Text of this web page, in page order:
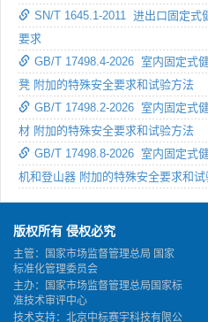
SN/T 1645.1-2011 进出口固定式
要求
GB/T 17498.4-2026 室内固定式
凳 附加的特殊安全要求和试验方法
GB/T 17498.2-2026 室内固定式
材 附加的特殊安全要求和试验方法
GB/T 17498.8-2026 室内固定式
机和登山器 附加的特殊安全要求和试
版权所有 侵权必究
主管：国家市场监督管理总局 国家
标准化管理委员会
主办：国家市场监督管理总局国家标
准技术审评中心
技术支持：北京中标赛宇科技有限公